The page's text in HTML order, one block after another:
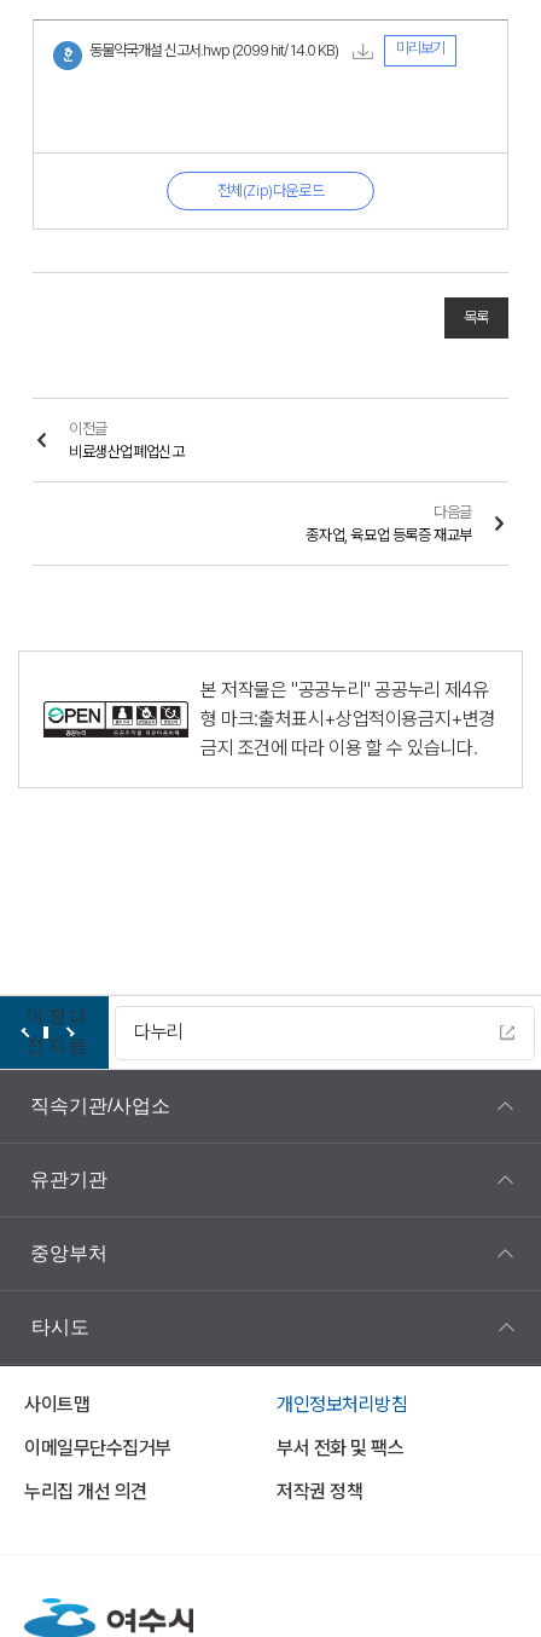
동물약국개설 신고서.hwp (2099 hit/ 14.0 KB) 미리보기
전체(Zip)다운로드
목록
이전글
비료생산업폐업신고
다음글
종자업, 육묘업 등록증 재교부
본 저작물은 "공공누리"공공누리 제4유
형 마크:출처표시+상업적이용금지+변경
금지 조건에 따라 이용 할 수 있습니다.
이
전
정
지
다
음
다누리
직속기관/사업소
유관기관
중앙부처
타시도
사이트맵
개인정보처리방침
이메일무단수집거부
부서 전화 및 팩스
누리집 개선 의견
저작권 정책